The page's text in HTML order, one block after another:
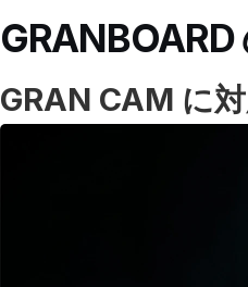
GRANBOARD
GRAN CAM に